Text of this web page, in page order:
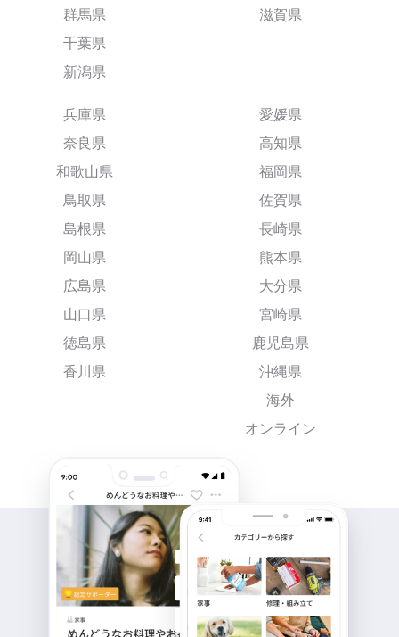
群馬県
千葉県
新潟県
滋賀県
兵庫県
奈良県
和歌山県
鳥取県
島根県
岡山県
広島県
山口県
徳島県
香川県
愛媛県
高知県
福岡県
佐賀県
長崎県
熊本県
大分県
宮崎県
鹿児島県
沖縄県
海外
オンライン